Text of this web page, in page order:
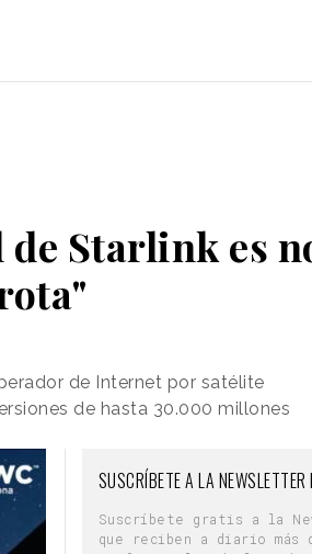
Starlink es
de Internet por satélite
de hasta 30.000 millones
SUSCRÍBETE A LA NEWSLETTER
Suscríbete gratis a la
que reciben a diario más